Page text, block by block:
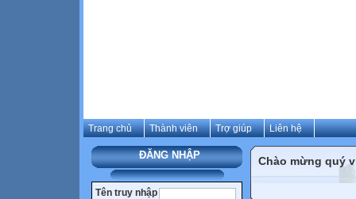
Trang chủ Thành viên Trợ giúp Liên hệ
ĐĂNG NHẬP
Tên truy nhập
Chào mừng quý